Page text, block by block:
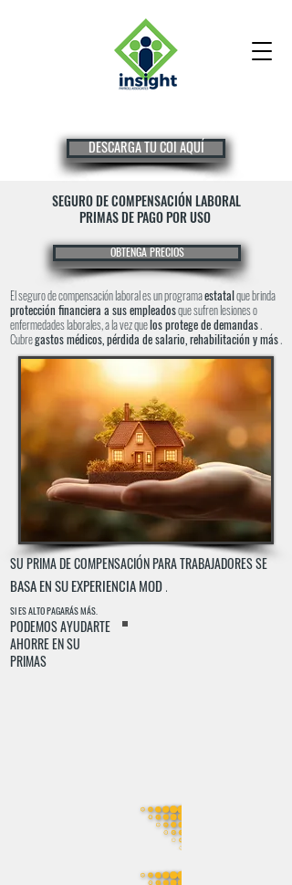
DESCARGA TU COI AQUÍ
SEGURO DE COMPENSACIÓN LABORAL
PRIMAS DE PAGO POR USO
OBTENGA PRECIOS
El seguro de compensación laboral es un programaestatalque brinda
protección financiera a sus empleadosque sufren lesiones o
enfermedades laborales, a la vez quelos protege de demandas.
Cubregastos médicos, pérdida de salario, rehabilitación y más.
SU PRIMA DE COMPENSACIÓN PARA TRABAJADORES SE
BASA EN SU EXPERIENCIA MOD.
SI ES ALTO PAGARÁS MÁS.
PODEMOS AYUDARTE
AHORRE EN SU
PRIMAS